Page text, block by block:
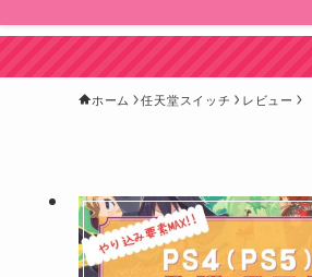
ホーム 任天堂スイッチ レビュー